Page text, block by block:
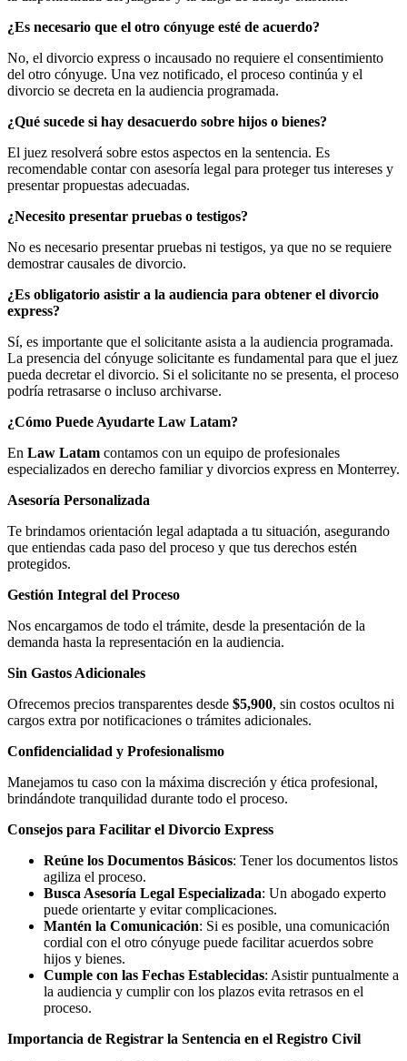
¿Es necesario que el otro cónyuge esté de acuerdo?
No, el divorcio express o incausado no requiere el consentimiento
del otro cónyuge. Una vez notificado, el proceso continúa y el
divorcio se decreta en la audiencia programada.
¿Qué sucede si hay desacuerdo sobre hijos o bienes?
El juez resolverá sobre estos aspectos en la sentencia. Es
recomendable contar con asesoría legal para proteger tus intereses y
presentar propuestas adecuadas.
¿Necesito presentar pruebas o testigos?
No es necesario presentar pruebas ni testigos, ya que no se requiere
demostrar causales de divorcio.
¿Es obligatorio asistir a la audiencia para obtener el divorcio
express?
Sí, es importante que el solicitante asista a la audiencia programada.
La presencia del cónyuge solicitante es fundamental para que el juez
pueda decretar el divorcio. Si el solicitante no se presenta, el proceso
podría retrasarse o incluso archivarse.
¿Cómo Puede Ayudarte Law Latam?
En Law Latam contamos con un equipo de profesionales
especializados en derecho familiar y divorcios express en Monterrey.
Asesoría Personalizada
Te brindamos orientación legal adaptada a tu situación, asegurando
que entiendas cada paso del proceso y que tus derechos estén
protegidos.
Gestión Integral del Proceso
Nos encargamos de todo el trámite, desde la presentación de la
demanda hasta la representación en la audiencia.
Sin Gastos Adicionales
Ofrecemos precios transparentes desde $5,900, sin costos ocultos ni
cargos extra por notificaciones o trámites adicionales.
Confidencialidad y Profesionalismo
Manejamos tu caso con la máxima discreción y ética profesional,
brindándote tranquilidad durante todo el proceso.
Consejos para Facilitar el Divorcio Express
Reúne los Documentos Básicos: Tener los documentos listos
agiliza el proceso.
Busca Asesoría Legal Especializada: Un abogado experto
puede orientarte y evitar complicaciones.
Mantén la Comunicación: Si es posible, una comunicación
cordial con el otro cónyuge puede facilitar acuerdos sobre
hijos y bienes.
Cumple con las Fechas Establecidas: Asistir puntualmente a
la audiencia y cumplir con los plazos evita retrasos en el
proceso.
Importancia de Registrar la Sentencia en el Registro Civil